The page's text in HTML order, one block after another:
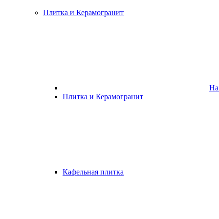
Плитка и Керамогранит
Плитка и Керамогранит
Кафельная плитка